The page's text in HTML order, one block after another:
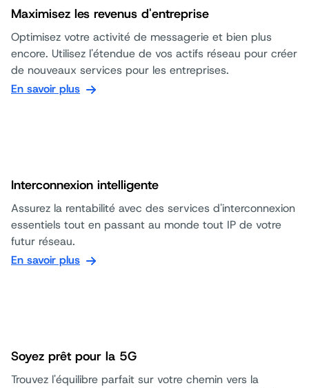
Maximisez les revenus d'entreprise
Optimisez votre activité de messagerie et bien plus
encore. Utilisez l'étendue de vos actifs réseau pour créer
de nouveaux services pour les entreprises.
En savoir plus
Interconnexion intelligente
Assurez la rentabilité avec des services d'interconnexion
essentiels tout en passant au monde tout IP de votre
futur réseau.
En savoir plus
Soyez prêt pour la 5G
Trouvez l'équilibre parfait sur votre chemin vers la